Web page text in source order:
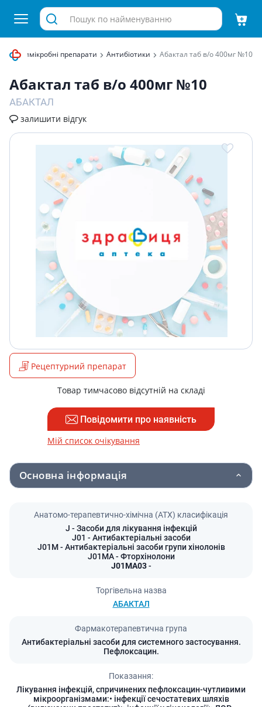
Протимікробні препарати Антибіотики Абактал таб в/о 400мг №10
Абактал таб в/о 400мг №10
АБАКТАЛ
залишити відгук
Рецептурний препарат
Товар тимчасово відсутній на складі
Повідомити про наявність
Мій список очікування
Основна інформація
Анатомо-терапевтично-хімічна (АТХ) класифікація
J - Засоби для лікування інфекцій
J01 - Антибактеріальні засоби
J01M- Антибактеріальні засоби групи хінолонів
J01MA- Фторхінолони
J01MA03-
Торгівельна назва
АБАКТАЛ
Фармакотерапевтична група
Антибактеріальні засоби для системного застосування.
Пефлоксацин.
Показання:
Лікування інфекцій, спричинених пефлоксацин-чутливими
мікроорганізмами:• інфекції сечостатевих шляхів